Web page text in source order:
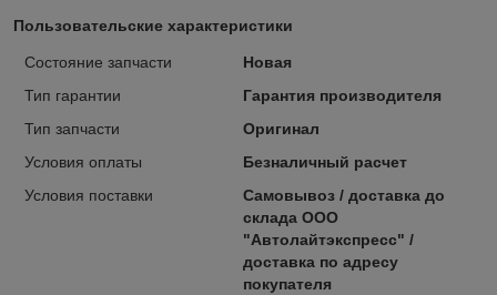
Пользовательские характеристики
Состояние запчасти
Новая
Тип гарантии
Гарантия производителя
Тип запчасти
Оригинал
Условия оплаты
Безналичный расчет
Условия поставки
Самовывоз / доставка до
склада ООО
"Автолайтэкспресс" /
доставка по адресу
покупателя